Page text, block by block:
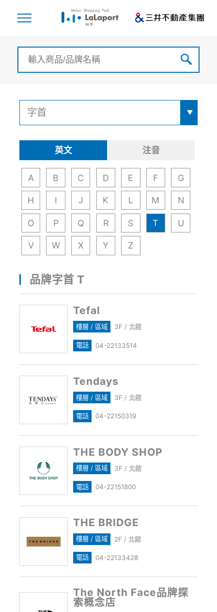
英文 注音
A B C D E F G
H I J K L M N
O P Q R S T U
V W X Y Z
品牌字首 T
Tefal
樓層 / 區域 3F / 北館
電話 04-22133514
Tendays
樓層 / 區域 3F / 北館
電話 04-22150319
THE BODY SHOP
樓層 / 區域 3F / 北館
電話 04-22151800
THE BRIDGE
樓層 / 區域 2F / 北館
電話 04-22133428
The North Face品牌探
索概念店